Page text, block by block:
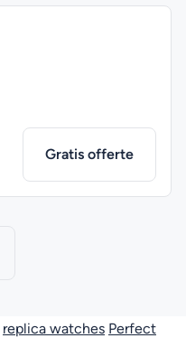
Gratis offerte
replica watches Perfect